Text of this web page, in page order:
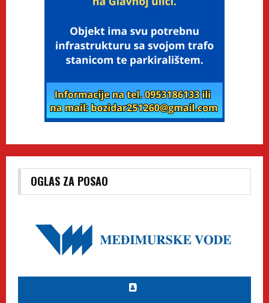
OGLAS ZA POSAO